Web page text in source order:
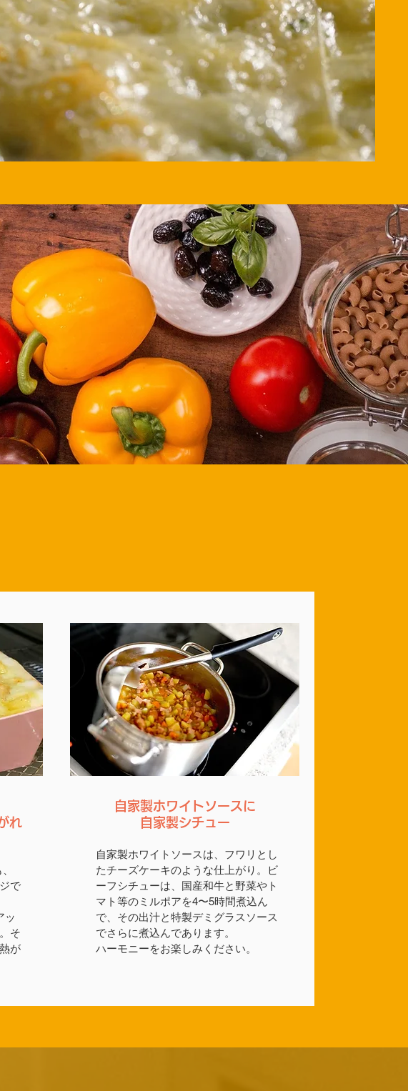
れ
で
ッ
そ
が
自家製ホワイトソースに
自家製シチュー
自家製ホワイトソースは、フワリとし
たチーズケーキのような仕上がり。ビ
ーフシチューは、国産和牛と野菜やト
マト等のミルポアを4〜5時間煮込ん
で、その出汁と特製デミグラスソース
でさらに煮込んであります。
ハーモニーをお楽しみください。